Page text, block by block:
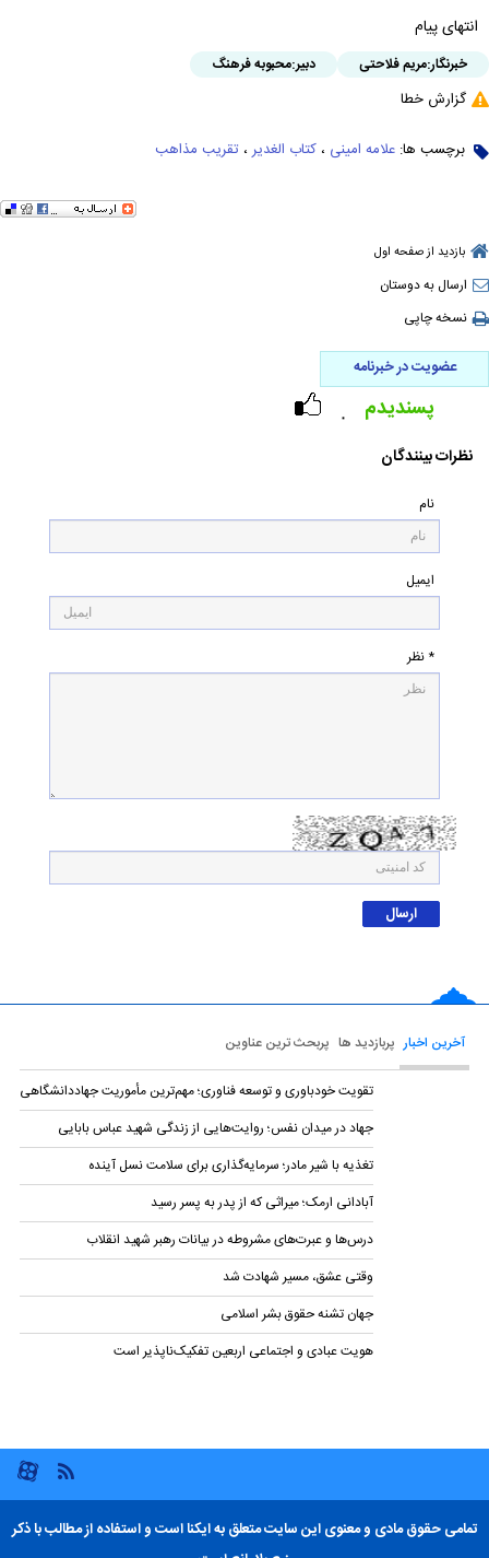
انتهای پیام
خبرنگار:مریم فلاحتی دبیر:محبوبه فرهنگ
گزارش خطا
برچسب ها: علامه امینی ، کتاب الغدیر ، تقریب مذاهب
بازدید از صفحه اول
ارسال به دوستان
نسخه چاپی
عضویت در خبرنامه
۰ پسندیدم
نظرات بینندگان
نام
ایمیل
* نظر
آخرین اخبار پربازدید ها پربحث ترین عناوین
تقویت خودباوری و توسعه فناوری؛ مهم‌ترین مأموریت جهاددانشگاهی
جهاد در میدان نفس؛ روایت‌هایی از زندگی شهید عباس بابایی
تغذیه با شیر مادر؛ سرمایه‌گذاری برای سلامت نسل آینده
آبادانی ارمک؛ میراثی که از پدر به پسر رسید
درس‌ها و عبرت‌های مشروطه در بیانات رهبر شهید انقلاب
وقتی عشق، مسیر شهادت شد
جهان تشنه حقوق بشر اسلامی
هویت عبادی و اجتماعی اربعین تفکیک‌ناپذیر است
تمامی حقوق مادی و معنوی این سایت متعلق به ایکنا است و استفاده از مطالب با ذکر